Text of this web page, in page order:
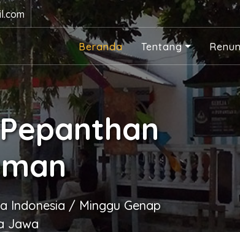
Beranda Tentang
Indonesia / Minggu Genap
Jawa